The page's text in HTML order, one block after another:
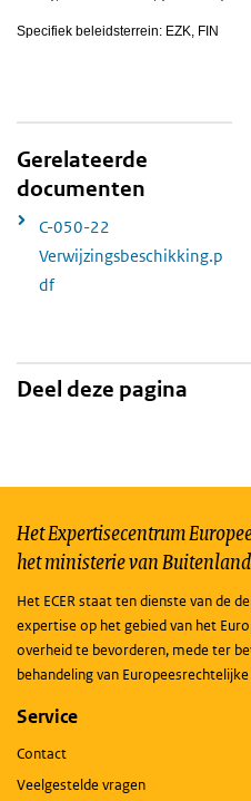
Specifiek beleidsterrein: EZK, FIN
Gerelateerde
documenten
C-050-22
Verwijzingsbeschikking.p
df
Deel deze pagina
Het Expertisecentrum
het ministerie van
Het ECER staat ten dienste van de
expertise op het gebied van het
overheid te bevorderen, mede ter
behandeling van
Service
Contact
Veelgestelde vragen